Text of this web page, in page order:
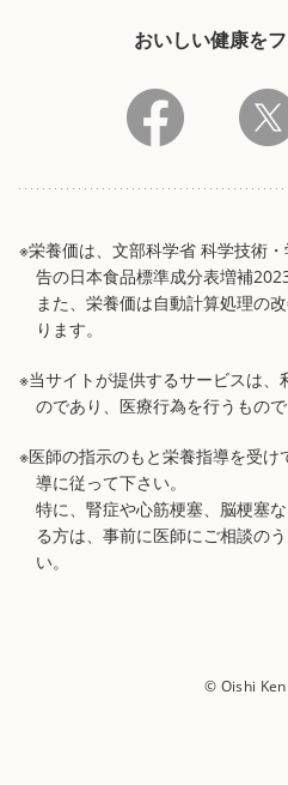
おいしい健康を
※栄養価は、文部科学省 科学技術
告の日本食品標準成分表増補
また、栄養価は自動計算処理の
ります。
※当サイトが提供するサービスは、
のであり、医療行為を行うもので
※医師の指示のもと栄養指導を受
導に従って下さい。
特に、腎症や心筋梗塞、脳梗塞
る方は、事前に医師にご相談の
い。
© Oishi